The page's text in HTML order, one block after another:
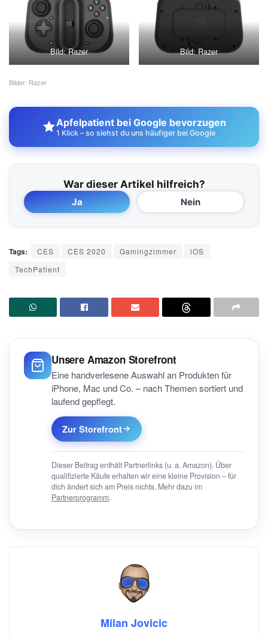
Bild: Razer Bild: Razer
Bilder: Razer
Apfelpatient bei Google bevorzugen
1 Klick – so siehst du uns häufiger bei Google
War dieser Artikel hilfreich?
Ja Nein
Tags: CES CES 2020 Gamingzimmer
iOS
TechPatient
Unsere Amazon Storefront
Eine handverlesene Auswahl an Produkten für
iPhone, Mac und Co. – nach Themen sortiert und
laufend gepflegt.
Zur Storefront
Dieser Beitrag enthält Partnerlinks (u. a. Amazon). Über
qualifizierte Käufe erhalten wir eine kleine Provision – für
dich ändert sich am Preis nichts. Mehr dazu im
Partnerprogramm.
Milan Jovicic